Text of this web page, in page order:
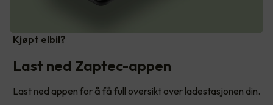
Kjøpt elbil?
Last ned Zaptec-appen
Last ned appen for å få full oversikt over ladestasjonen din.